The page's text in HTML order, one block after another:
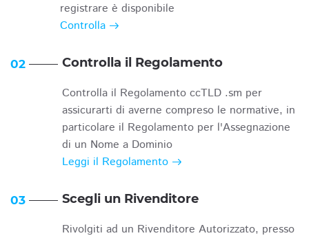
registrare è disponibile
Controlla
02 Controlla il Regolamento
Controlla il Regolamento ccTLD .sm per
assicurarti di averne compreso le normative, in
particolare il Regolamento per l'Assegnazione
di un Nome a Dominio
Leggi il Regolamento
03 Scegli un Rivenditore
Rivolgiti ad un Rivenditore Autorizzato, presso